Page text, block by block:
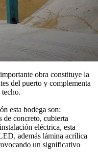
obra constituye la
del puerto y complementa
esta bodega son:
de concreto, cubierta
eléctrica, esta
además lámina acrílica
un significativo